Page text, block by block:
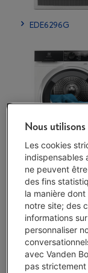
EDE6296G
EDI7496GW -
DelicateCare
Lave-
Nous
Les cookies
indispensables
ne peuvent
des fins
la manière
notre site; des
informations
personnaliser
avec Vanden
pas